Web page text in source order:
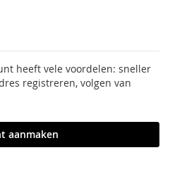
heeft vele voordelen: sneller
registreren, volgen van
aanmaken